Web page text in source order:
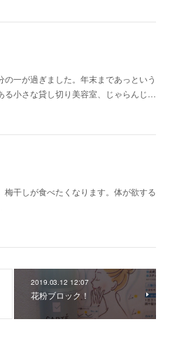
一が過ぎました。年末まであっという
る小さな貸し切り美容室、じゃらんじ…
干しが食べたくなります。体が欲する
2019.03.12 12:07
花粉ブロック！